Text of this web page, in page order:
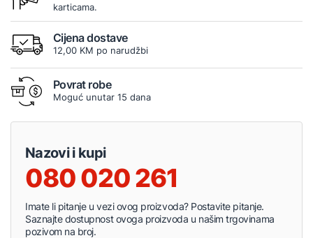
karticama.
Cijena dostave
12,00 KM po narudžbi
Povrat robe
Moguć unutar 15 dana
Nazovi i kupi
080 020 261
Imate li pitanje u vezi ovog proizvoda? Postavite pitanje.
Saznajte dostupnost ovoga proizvoda u našim trgovinama
pozivom na broj.